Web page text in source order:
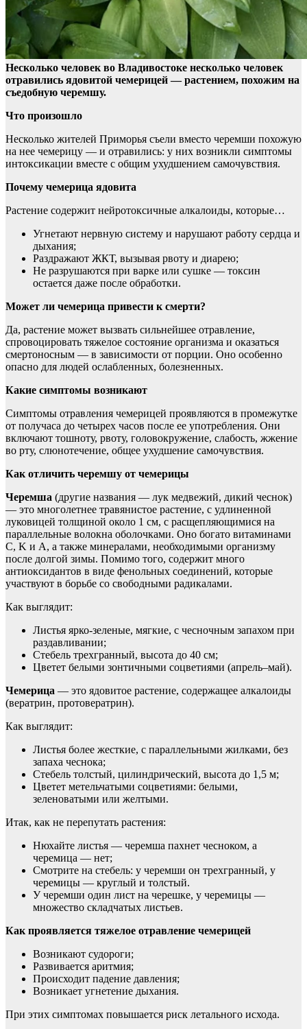
Несколько человек во Владивостоке несколько человек
отравились ядовитой чемерицей — растением, похожим на
съедобную черемшу.
Что произошло
Несколько жителей Приморья съели вместо черемши похожую
на нее чемерицу — и отравились: у них возникли симптомы
интоксикации вместе с общим ухудшением самочувствия.
Почему чемерица ядовита
Растение содержит нейротоксичные алкалоиды, которые…
Угнетают нервную систему и нарушают работу сердца и
дыхания;
Раздражают ЖКТ, вызывая рвоту и диарею;
Не разрушаются при варке или сушке — токсин
остается даже после обработки.
Может ли чемерица привести к смерти?
Да, растение может вызвать сильнейшее отравление,
спровоцировать тяжелое состояние организма и оказаться
смертоносным — в зависимости от порции. Оно особенно
опасно для людей ослабленных, болезненных.
Какие симптомы возникают
Симптомы отравления чемерицей проявляются в промежутке
от получаса до четырех часов после ее употребления. Они
включают тошноту, рвоту, головокружение, слабость, жжение
во рту, слюнотечение, общее ухудшение самочувствия.
Как отличить черемшу от чемерицы
Черемша (другие названия — лук медвежий, дикий чеснок)
— это многолетнее травянистое растение, с удлиненной
луковицей толщиной около 1 см, с расщепляющимися на
параллельные волокна оболочками. Оно богато витаминами
C, K и A, а также минералами, необходимыми организму
после долгой зимы. Помимо того, содержит много
антиоксидантов в виде фенольных соединений, которые
участвуют в борьбе со свободными радикалами.
Как выглядит:
Листья ярко-зеленые, мягкие, с чесночным запахом при
раздавливании;
Стебель трехгранный, высота до 40 см;
Цветет белыми зонтичными соцветиями (апрель–май).
Чемерица — это ядовитое растение, содержащее алкалоиды
(вератрин, протовератрин).
Как выглядит:
Листья более жесткие, с параллельными жилками, без
запаха чеснока;
Стебель толстый, цилиндрический, высота до 1,5 м;
Цветет метельчатыми соцветиями: белыми,
зеленоватыми или желтыми.
Итак, как не перепутать растения:
Нюхайте листья — черемша пахнет чесноком, а
черемица — нет;
Смотрите на стебель: у черемши он трехгранный, у
черемицы — круглый и толстый.
У черемши один лист на черешке, у черемицы —
множество складчатых листьев.
Как проявляется тяжелое отравление чемерицей
Возникают судороги;
Развивается аритмия;
Происходит падение давления;
Возникает угнетение дыхания.
При этих симптомах повышается риск летального исхода.